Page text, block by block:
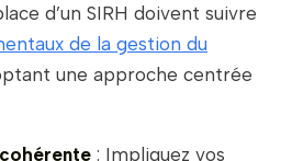
d’un SIRH doivent suivre
de la gestion du
une approche centrée
: Impliquez vos